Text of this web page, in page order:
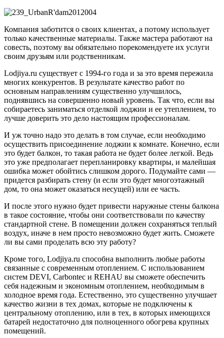
Компания заботится о своих клиентах, а потому использует
только качественные материалы. Также мастера работают на
совесть, поэтому вы обязательно порекомендуете их услуги
своим друзьям или родственникам.
Lodjiya.ru существует с 1994-го года и за это время пережила
многих конкурентов. В результате качество работ по
основным направлениям существенно улучшилось,
поднявшись на совершенно новый уровень. Так что, если вы
собираетесь заниматься отделкой лоджии и ее утеплением, то
лучше доверить это дело настоящим профессионалам.
И уж точно надо это делать в том случае, если необходимо
осуществить присоединение лоджии к комнате. Конечно, если
это будет балкон, то такая работа не будет более легкой. Ведь
это уже предполагает перепланировку квартиры, и малейшая
ошибка может обойтись слишком дорого. Подумайте сами —
придется разбирать стену (и если это будет многоэтажный
дом, то она может оказаться несущей) или ее часть.
И после этого нужно будет привести наружные стены балкона
в такое состояние, чтобы они соответствовали по качеству
стандартной стене. В помещении должен сохраняться теплый
воздух, иначе в нем просто невозможно будет жить. Сможете
ли вы сами проделать всю эту работу?
Кроме того, Lodjiya.ru способна выполнить любые работы
связанные с современным отоплением. С использованием
систем DEVI, Carbontec и REHAU вы сможете обеспечить
себя надежным и экономным отоплением, необходимым в
холодное время года. Естественно, это существенно улучшает
качество жизни в тех домах, которые не подключены к
центральному отоплению, или в тех, в которых имеющихся
батарей недостаточно для полноценного обогрева крупных
помещений.